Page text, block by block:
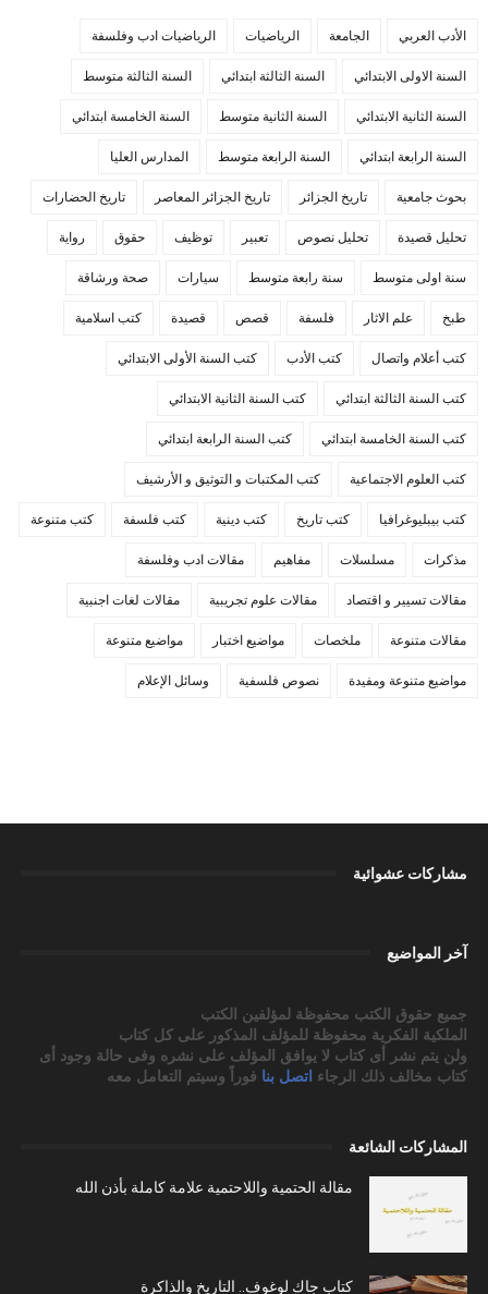
الأدب العربي الجامعة الرياضيات الرياضيات ادب وفلسفة
السنة الاولى الابتدائي السنة الثالثة ابتدائي السنة الثالثة متوسط
السنة الثانية الابتدائي السنة الثانية متوسط السنة الخامسة ابتدائي
السنة الرابعة ابتدائي السنة الرابعة متوسط المدارس العليا
بحوث جامعية تاريخ الجزائر تاريخ الجزائر المعاصر تاريخ الحضارات
تحليل قصيدة تحليل نصوص تعبير توظيف حقوق رواية
سنة اولى متوسط سنة رابعة متوسط سيارات صحة ورشاقة
طبخ علم الاثار فلسفة قصص قصيدة كتب اسلامية
كتب أعلام واتصال كتب الأدب كتب السنة الأولى الابتدائي
كتب السنة الثالثة ابتدائي كتب السنة الثانية الابتدائي
كتب السنة الخامسة ابتدائي كتب السنة الرابعة ابتدائي
كتب العلوم الاجتماعية كتب المكتبات و التوثيق و الأرشيف
كتب بيبليوغرافيا كتب تاريخ كتب دينية كتب فلسفة كتب متنوعة
مذكرات مسلسلات مفاهيم مقالات ادب وفلسفة
مقالات تسيير و اقتصاد مقالات علوم تجريبية مقالات لغات اجنبية
مقالات متنوعة ملخصات مواضيع اختبار مواضيع متنوعة
مواضيع متنوعة ومفيدة نصوص فلسفية وسائل الإعلام
مشاركات عشوائية
آخر المواضيع
جميع حقوق الكتب محفوظة لمؤلفين الكتب
الملكية الفكرية محفوظة للمؤلف المذكور على كل كتاب
ولن يتم نشر أى كتاب لا يوافق المؤلف على نشره وفى حالة وجود أى
كتاب مخالف ذلك الرجاء اتصل بنا فوراً وسيتم التعامل معه
المشاركات الشائعة
مقالة الحتمية واللاحتمية علامة كاملة بأذن الله
كتاب جاك لوغوف.. التاريخ والذاكرة